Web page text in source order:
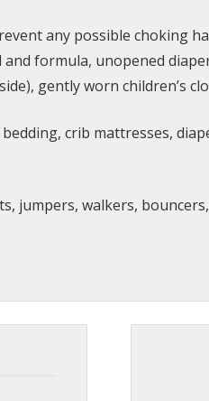
any possible choking
formula, unopened
gently worn children’s
crib mattresses,
jumpers, walkers,